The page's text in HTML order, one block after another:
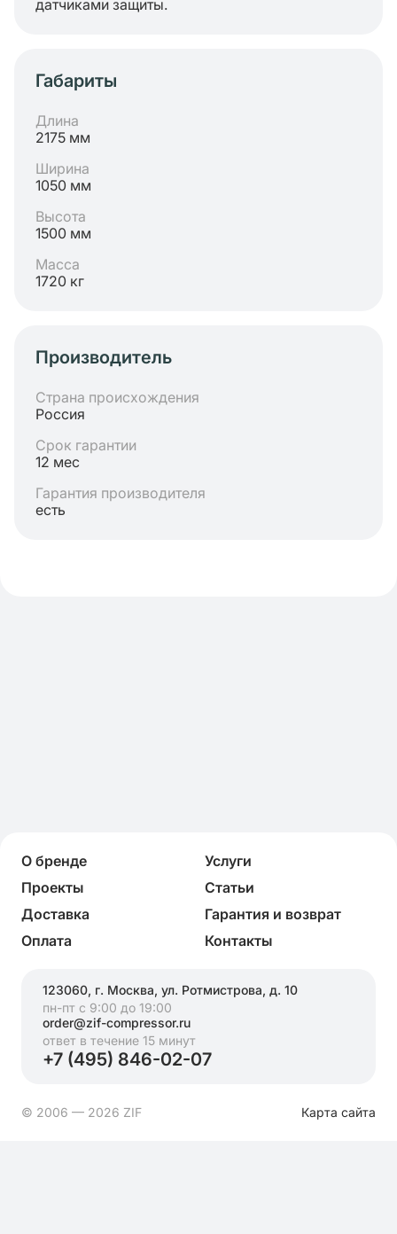
датчиками защиты.
Габариты
Длина
2175 мм
Ширина
1050 мм
Высота
1500 мм
Масса
1720 кг
Производитель
Страна происхождения
Россия
Срок гарантии
12 мес
Гарантия производителя
есть
О бренде
Услуги
Проекты
Статьи
Доставка
Гарантия и возврат
Оплата
Контакты
123060, г. Москва, ул. Ротмистрова, д. 10
пн-пт с 9:00 до 19:00
order@zif-compressor.ru
ответ в течение 15 минут
+7 (495) 846-02-07
© 2006 — 2026 ZIF Карта сайта